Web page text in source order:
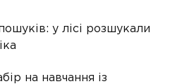
у лісі розшукали
на навчання із